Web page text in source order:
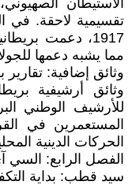
الاستيطان
تقسيمية لاحقة. في
1917، دعمت
مما يشبه دعمها
وثائق إضافية: تقارير
وثائق أرشيفية
للأرشيف الوطني
المستعمرين في
الحركات الدينية
الفصل الرابع: السي
سيد قطب: بداية